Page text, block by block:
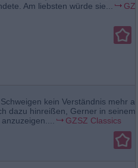
Am liebsten würde sie...
kein Verständnis mehr
dazu hinreißen, Gerner in seinem
GZSZ Classics